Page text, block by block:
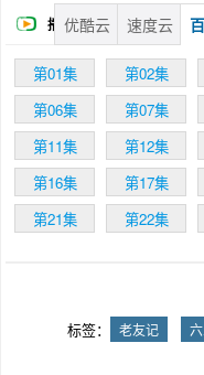
得非
了食
家，
理勃
克来
生女
时，
斯和
心底
播 优酷云 速度云
第01集 第02集
第06集
第07集
第11集
第12集
第16集
第17集
第21集
第22集
标签： 老友记